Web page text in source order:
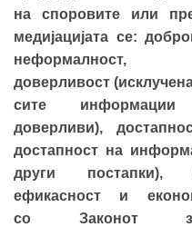
на споровите или
медијацијата се:
доверливост
сите
доверливи),
достапност на
други постапки),
ефикасност и
со Законот